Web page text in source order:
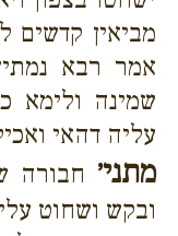
מביאין קדשים
אמר רבא
שמינה ולימא
עליה דהאי
מתני׳ חבורה
ובקש ושחוט